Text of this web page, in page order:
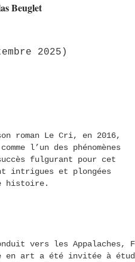
Beuglet
2025)
roman Le Cri, en 2016,
l’un des phénomènes
fulgurant pour cet
intrigues et plongées
histoire.
vers les Appalaches,
en art a été invitée à